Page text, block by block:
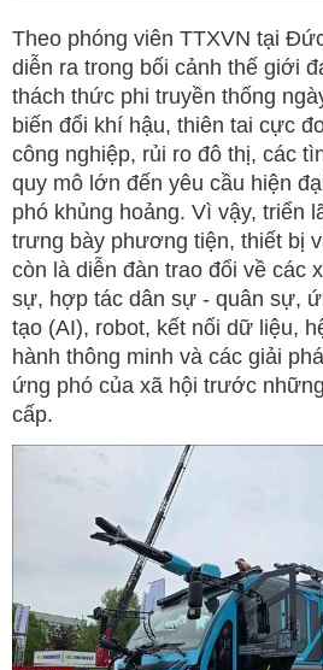
Theo phóng viên TTXVN tại
diễn ra trong bối cảnh thế giới
thách thức phi truyền thống
biến đổi khí hậu, thiên tai cực
công nghiệp, rủi ro đô thị, các
quy mô lớn đến yêu cầu hiện
phó khủng hoảng. Vì vậy, triển
trưng bày phương tiện, thiết bị
còn là diễn đàn trao đổi về các
sự, hợp tác dân sự - quân sự,
tạo (AI), robot, kết nối dữ liệu,
hành thông minh và các giải
ứng phó của xã hội trước
cấp.